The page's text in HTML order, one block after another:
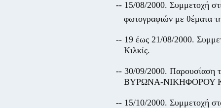
-- 15/08/2000. Συμμετοχή
φωτογραφιών με θέματα
-- 19 έως 21/08/2000.
Κιλκίς.
-- 30/09/2000. Παρουσίαση
ΒΥΡΩΝΑ-ΝΙΚΗΦΟΡΟΥ
-- 15/10/2000. Συμμετοχή